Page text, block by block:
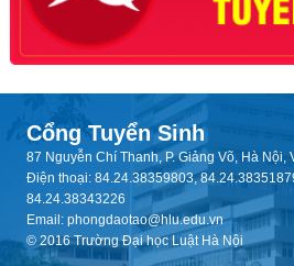
Cổng Tuyển Sinh
87 Nguyễn Chí Thanh, P. Giảng Võ, Hà Nội,
Điện thoại: 84.24.38359803,
84.24.38343226
Email: phongdaotao@hlu.edu.vn
© 2016 Trường Đại học Luật Hà Nội